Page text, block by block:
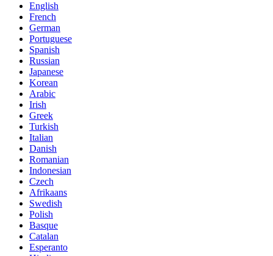
English
French
German
Portuguese
Spanish
Russian
Japanese
Korean
Arabic
Irish
Greek
Turkish
Italian
Danish
Romanian
Indonesian
Czech
Afrikaans
Swedish
Polish
Basque
Catalan
Esperanto